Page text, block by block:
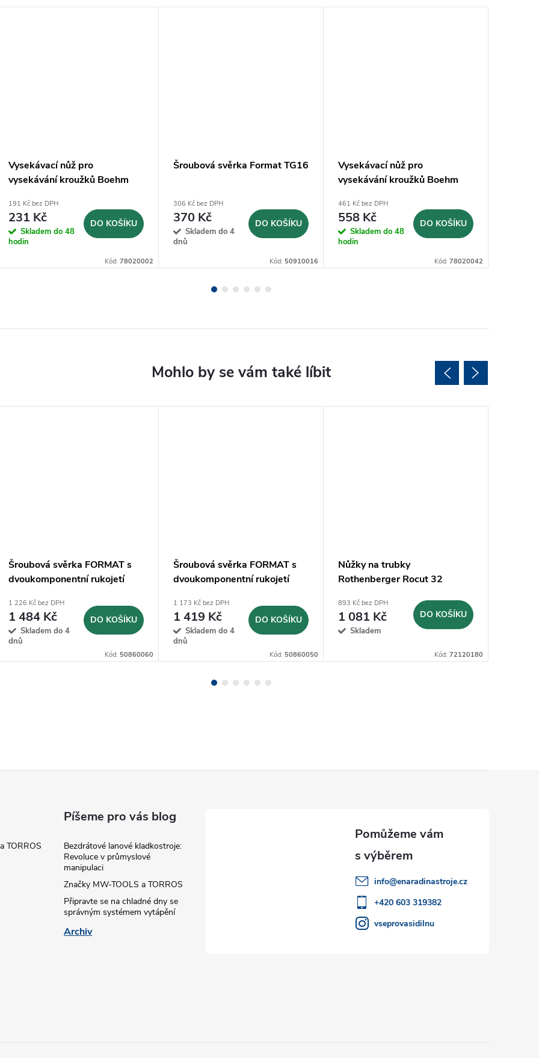
Vysekávací nůž pro
vysekávání kroužků Boehm
191 Kč bez DPH
231 Kč
Skladem do 48
hodin
DO KOŠÍKU
Kód: 78020002
Šroubová svěrka Format TG16
306 Kč bez DPH
370 Kč
Skladem do 4
dnů
DO KOŠÍKU
Kód: 50910016
Vysekávací nůž pro
vysekávání kroužků Boehm
461 Kč bez DPH
558 Kč
Skladem do 48
hodin
DO KOŠÍKU
Kód: 78020042
Šroubová svěrka FORMAT s
dvoukomponentní rukojetí
1 226 Kč bez DPH
1 484 Kč
Skladem do 4
dnů
DO KOŠÍKU
Kód: 50860060
Šroubová svěrka FORMAT s
dvoukomponentní rukojetí
1 173 Kč bez DPH
1 419 Kč
Skladem do 4
dnů
DO KOŠÍKU
Kód: 50860050
Nůžky na trubky
Rothenberger Rocut 32
893 Kč bez DPH
1 081 Kč
Skladem
DO KOŠÍKU
Kód: 72120180
TORROS
Píšeme pro vás blog
Bezdrátové lanové kladkostroje:
Revoluce v průmyslové
manipulaci
Značky MW-TOOLS a TORROS
Připravte se na chladné dny se
správným systémem vytápění
Archiv
info@enaradinastroje.cz
+420 603 319382
vseprovasidilnu